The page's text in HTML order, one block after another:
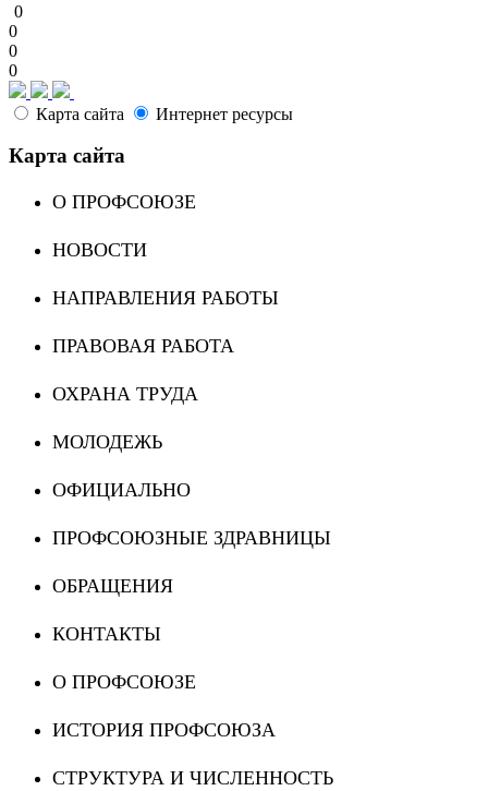
0
0
0
0
Карта сайта Интернет ресурсы
Карта сайта
О ПРОФСОЮЗЕ
НОВОСТИ
НАПРАВЛЕНИЯ РАБОТЫ
ПРАВОВАЯ РАБОТА
ОХРАНА ТРУДА
МОЛОДЕЖЬ
ОФИЦИАЛЬНО
ПРОФСОЮЗНЫЕ ЗДРАВНИЦЫ
ОБРАЩЕНИЯ
КОНТАКТЫ
О ПРОФСОЮЗЕ
ИСТОРИЯ ПРОФСОЮЗА
СТРУКТУРА И ЧИСЛЕННОСТЬ